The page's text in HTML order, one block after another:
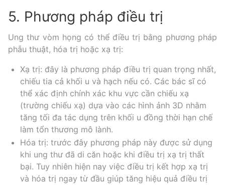
5. Phương pháp điều trị
Ung thư vòm họng có thể điều trị bằng phương pháp
phẫu thuật, hóa trị hoặc xạ trị:
Xạ trị: đây là phương pháp điều trị quan trọng nhất,
chiếu tia cả khối u và hạch nếu có. Các bác sĩ có
thể xác định chính xác khu vực cần chiếu xạ
(trường chiếu xạ) dựa vào các hình ảnh 3D nhằm
tăng tối đa tác dụng trên khối u đồng thời hạn chế
làm tổn thương mô lành.
Hóa trị: trước đây phương pháp này được sử dụng
khi ung thư đã di căn hoặc khi điều trị xạ trị thất
bại. Tuy nhiên hiện nay việc điều trị kết hợp xạ trị
và hóa trị ngay từ đầu giúp tăng hiệu quả điều trị